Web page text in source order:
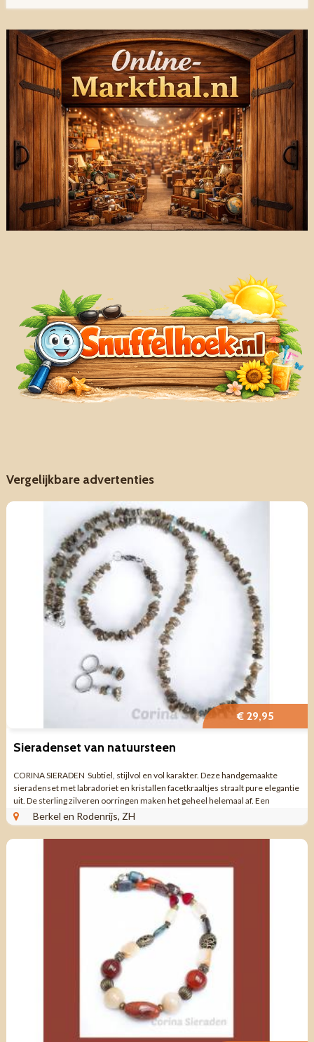
Vergelijkbare advertenties
€ 29,95
Sieradenset van natuursteen
CORINA SIERADEN Subtiel, stijlvol en vol karakter. Deze handgemaakte
sieradenset met labradoriet en kristallen facetkraaltjes straalt pure elegantie
uit. De sterling zilveren oorringen maken het geheel helemaal af. Een
prachtige ...
Berkel en Rodenrijs, ZH